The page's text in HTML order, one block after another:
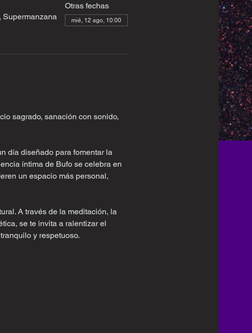
Supermanzana
Otras fechas
mié, 12 ago, 10:00
sagrado, sanación con sonido,
día diseñado para fomentar la
íntima de Bufo se celebra en
un espacio más personal,
A través de la meditación, la
se te invita a ralentizar el
y respetuoso.